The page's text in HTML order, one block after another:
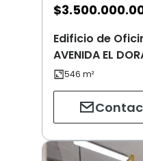
$
Edificio de
AVENIDA EL